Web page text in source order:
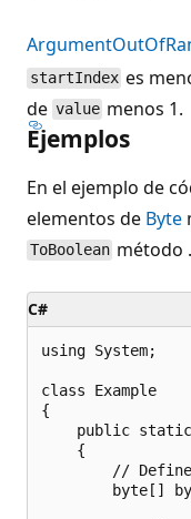
startIndex es
de value menos 1.
Ejemplos
En el ejemplo de
elementos de Byte
ToBoolean método .
C#
using System;
class Example
{
public
    {
//
byte[]